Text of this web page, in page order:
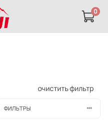
0
очистить фильтр
ФИЛЬТРЫ